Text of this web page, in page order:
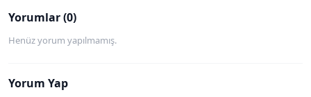
Yorumlar (0)
Henüz yorum yapılmamış.
Yorum Yap